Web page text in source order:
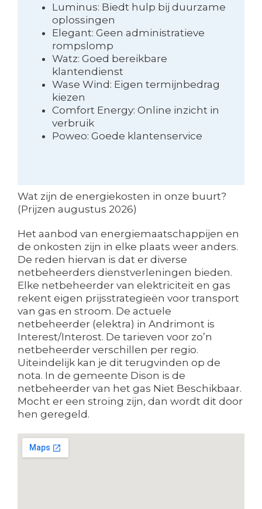
Luminus: Biedt hulp bij duurzame
oplossingen
Elegant: Geen administratieve
rompslomp
Watz: Goed bereikbare
klantendienst
Wase Wind: Eigen termijnbedrag
kiezen
Comfort Energy: Online inzicht in
verbruik
Poweo: Goede klantenservice
Wat zijn de energiekosten in onze buurt?
(Prijzen augustus 2026)
Het aanbod van energiemaatschappijen en
de onkosten zijn in elke plaats weer anders.
De reden hiervan is dat er diverse
netbeheerders dienstverleningen bieden.
Elke netbeheerder van elektriciteit en gas
rekent eigen prijsstrategieën voor transport
van gas en stroom. De actuele
netbeheerder (elektra) in Andrimont is
Interest/Interost. De tarieven voor zo’n
netbeheerder verschillen per regio.
Uiteindelijk kan je dit terugvinden op de
nota. In de gemeente Dison is de
netbeheerder van het gas Niet Beschikbaar.
Mocht er een stroing zijn, dan wordt dit door
hen geregeld.